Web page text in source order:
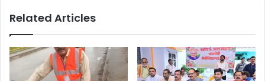
Related Articles